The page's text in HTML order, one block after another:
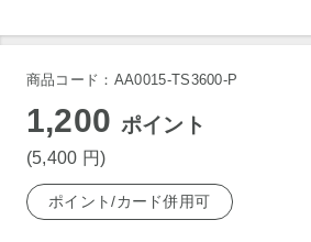
商品コード：AA0015-TS3600-P
1,200 ポイント
(5,400 円)
ポイント/カード併用可